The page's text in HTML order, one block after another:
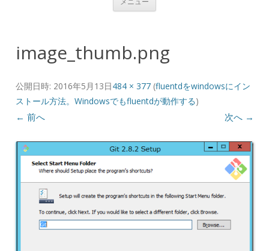
image_thumb.png
公開日時: 2016年5月13日484 × 377(fluentdをwindowsにイン
ストール方法。Windowsでもfluentdが動作する)
← 前へ 次へ →